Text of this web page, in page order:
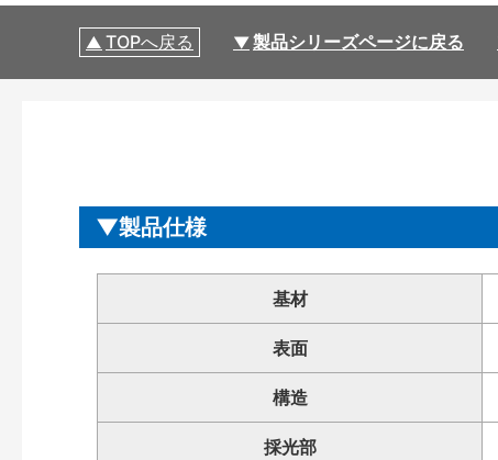
TOPへ戻る 製品シリーズページに戻る
製品仕様
基材
表面
構造
採光部